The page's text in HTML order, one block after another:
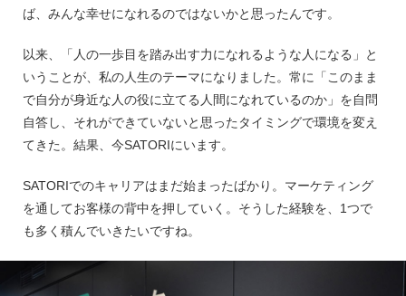
ば、みんな幸せになれるのではないかと思ったんです。
以来、「人の一歩目を踏み出す力になれるような人になる」と
いうことが、私の人生のテーマになりました。常に「このまま
で自分が身近な人の役に立てる人間になれているのか」を自問
自答し、それができていないと思ったタイミングで環境を変え
てきた。結果、今SATORIにいます。
SATORIでのキャリアはまだ始まったばかり。マーケティング
を通してお客様の背中を押していく。そうした経験を、1つで
も多く積んでいきたいですね。